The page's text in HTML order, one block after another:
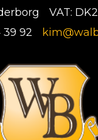
VAT:
39 92